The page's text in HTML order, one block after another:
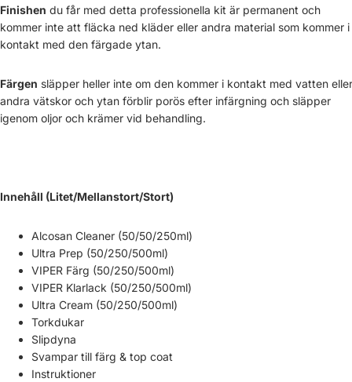
Finishen du får med detta professionella kit är permanent och
kommer inte att fläcka ned kläder eller andra material som kommer i
kontakt med den färgade ytan.
Färgen släpper heller inte om den kommer i kontakt med vatten eller
andra vätskor och ytan förblir porös efter infärgning och släpper
igenom oljor och krämer vid behandling.
Innehåll (Litet/Mellanstort/Stort)
Alcosan Cleaner (50/50/250ml)
Ultra Prep (50/250/500ml)
VIPER Färg (50/250/500ml)
VIPER Klarlack (50/250/500ml)
Ultra Cream (50/250/500ml)
Torkdukar
Slipdyna
Svampar till färg & top coat
Instruktioner